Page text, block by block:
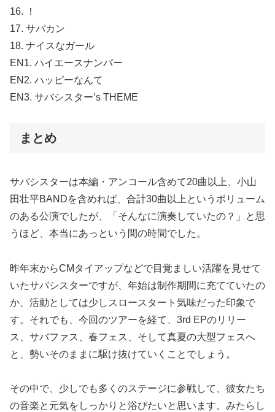
16. ！
17. サバカン
18. ナイスなガール
EN1. ハイエースナンバー
EN2. ハッピーなんて
EN3. サバシスター’s THEME
まとめ
サバシスターは本編・アンコール含めて20曲以上、小山
田壮平BANDを含めれば、合計30曲以上というボリューム
のある公演でしたが、「そんなに演奏していたの？」と思
うほど、本当にあっという間の時間でした。
昨年末からCMタイアップなどで目覚ましい活躍を見せて
いたサバシスターですが、年始は制作期間に充てていたの
か、活動としては少しスロースタート気味だった印象で
す。それでも、今回のツアーを経て、3rd EPのリリー
ス、サバファス、春フェス、そして真夏の大型フェスへ
と、勢いそのままに駆け抜けていくことでしょう。
その中で、少しでも多くのステージに参戦して、彼女たち
の音楽と元気をしっかりと浴びたいと思います。みたらし